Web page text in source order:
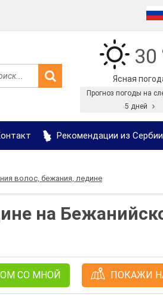
30
Ясная
Прогноз погоды на
5 дней
Рекомендации из Сербии
волос, бежания, ледине
на
СО МНОЙ ПОКАЖИ